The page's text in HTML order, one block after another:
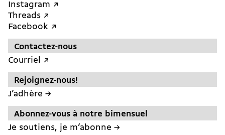
Instagram ↗︎
Threads ↗︎
Facebook ↗︎
Contactez-nous
Courriel ↗︎
Rejoignez-nous!
J’adhère →
Abonnez-vous à notre bimensuel
Je soutiens, je m’abonne →